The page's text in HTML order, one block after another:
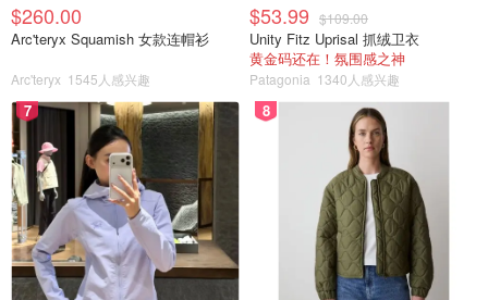
童年回忆-枣泥菊花酥(附枣泥馅做法)
酥皮点心-㊙️酥掉渣的咸绿豆酥
情人节限定 | 桃花酥
咸蛋黄酥买不到？自己做，想吃就能有
其他甜点长文请点击我的头像进入主页长文观看，谢谢大家
的喜欢点赞收藏及转发，笔芯😘
$260.00
Arc'teryx Squamish 女款连帽衫
Arc'teryx 1545人感兴趣
$53.99 $109.00
Unity Fitz Uprisal 抓绒卫衣
黄金码还在！氛围感之神
Patagonia 1340人感兴趣
7 8